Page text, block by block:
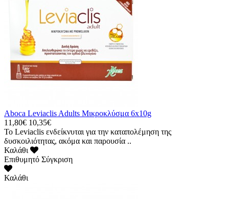
Aboca Leviaclis Adults Μικροκλύσμα 6x10g
11,80€ 10,35€
To Leviaclis ενδείκνυται για την καταπολέμηση της
δυσκοιλιότητας, ακόμα και παρουσία ..
Καλάθι
Επιθυμητό Σύγκριση
Καλάθι